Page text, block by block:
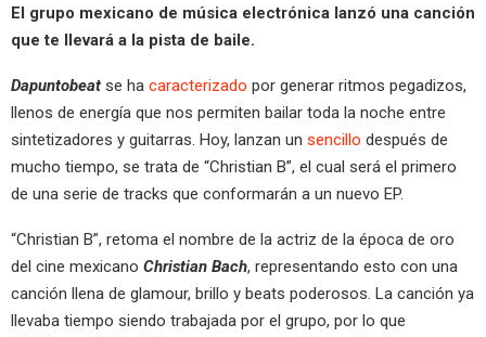
El grupo mexicano de música electrónica lanzó una canción
que te llevará a la pista de baile.
Dapuntobeat se ha caracterizado por generar ritmos pegadizos,
llenos de energía que nos permiten bailar toda la noche entre
sintetizadores y guitarras. Hoy, lanzan un sencillo después de
mucho tiempo, se trata de “Christian B”, el cual será el primero
de una serie de tracks que conformarán a un nuevo EP.
“Christian B”, retoma el nombre de la actriz de la época de oro
del cine mexicano Christian Bach, representando esto con una
canción llena de glamour, brillo y beats poderosos. La canción ya
llevaba tiempo siendo trabajada por el grupo, por lo que